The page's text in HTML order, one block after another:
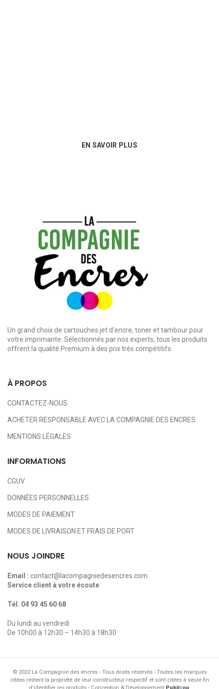
EN SAVOIR PLUS
Un grand choix de cartouches jet d’encre, toner et tambour pour
votre imprimante. Sélectionnés par nos experts, tous les produits
offrent la qualité Premium à des prix très compétitifs.
À PROPOS
CONTACTEZ-NOUS
ACHETER RESPONSABLE AVEC LA COMPAGNIE DES ENCRES
MENTIONS LÉGALES
INFORMATIONS
CGUV
DONNÉES PERSONNELLES
MODES DE PAIEMENT
MODES DE LIVRAISON ET FRAIS DE PORT
NOUS JOINDRE
Email : contact@lacompagniedesencres.com
Service client à votre écoute
Tél. 04 93 45 60 68
Du lundi au vendredi
De 10h00 à 12h30 – 14h30 à 18h30
© 2022 La Compagnie des encres - Tous droits réservés - Toutes les marques
citées restent la propriété de leur constructeur respectif et sont citées à seule fin